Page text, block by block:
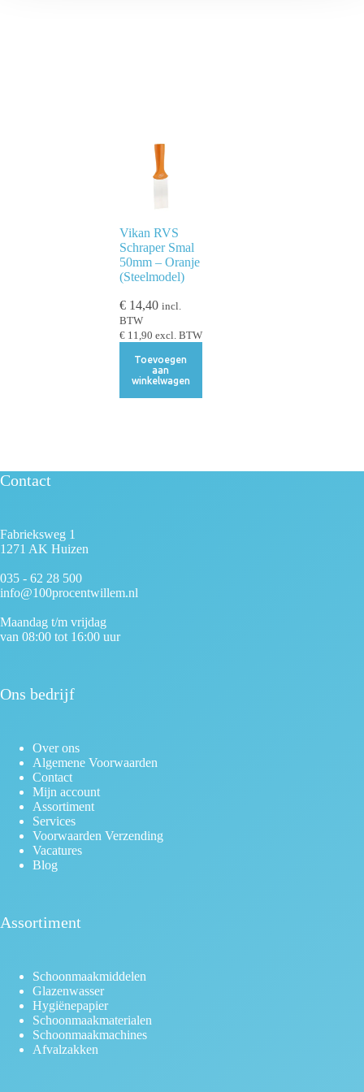
Vikan RVS
Schraper Smal
50mm – Oranje
(Steelmodel)
€14,40 incl.
BTW
€11,90 excl. BTW
Toevoegen
aan
winkelwagen
Contact
Fabrieksweg 1
1271 AK Huizen
035 - 62 28 500
info@100procentwillem.nl
Maandag t/m vrijdag
van 08:00 tot 16:00 uur
Ons bedrijf
Over ons
Algemene Voorwaarden
Contact
Mijn account
Assortiment
Services
Voorwaarden Verzending
Vacatures
Blog
Assortiment
Schoonmaakmiddelen
Glazenwasser
Hygiënepapier
Schoonmaakmaterialen
Schoonmaakmachines
Afvalzakken